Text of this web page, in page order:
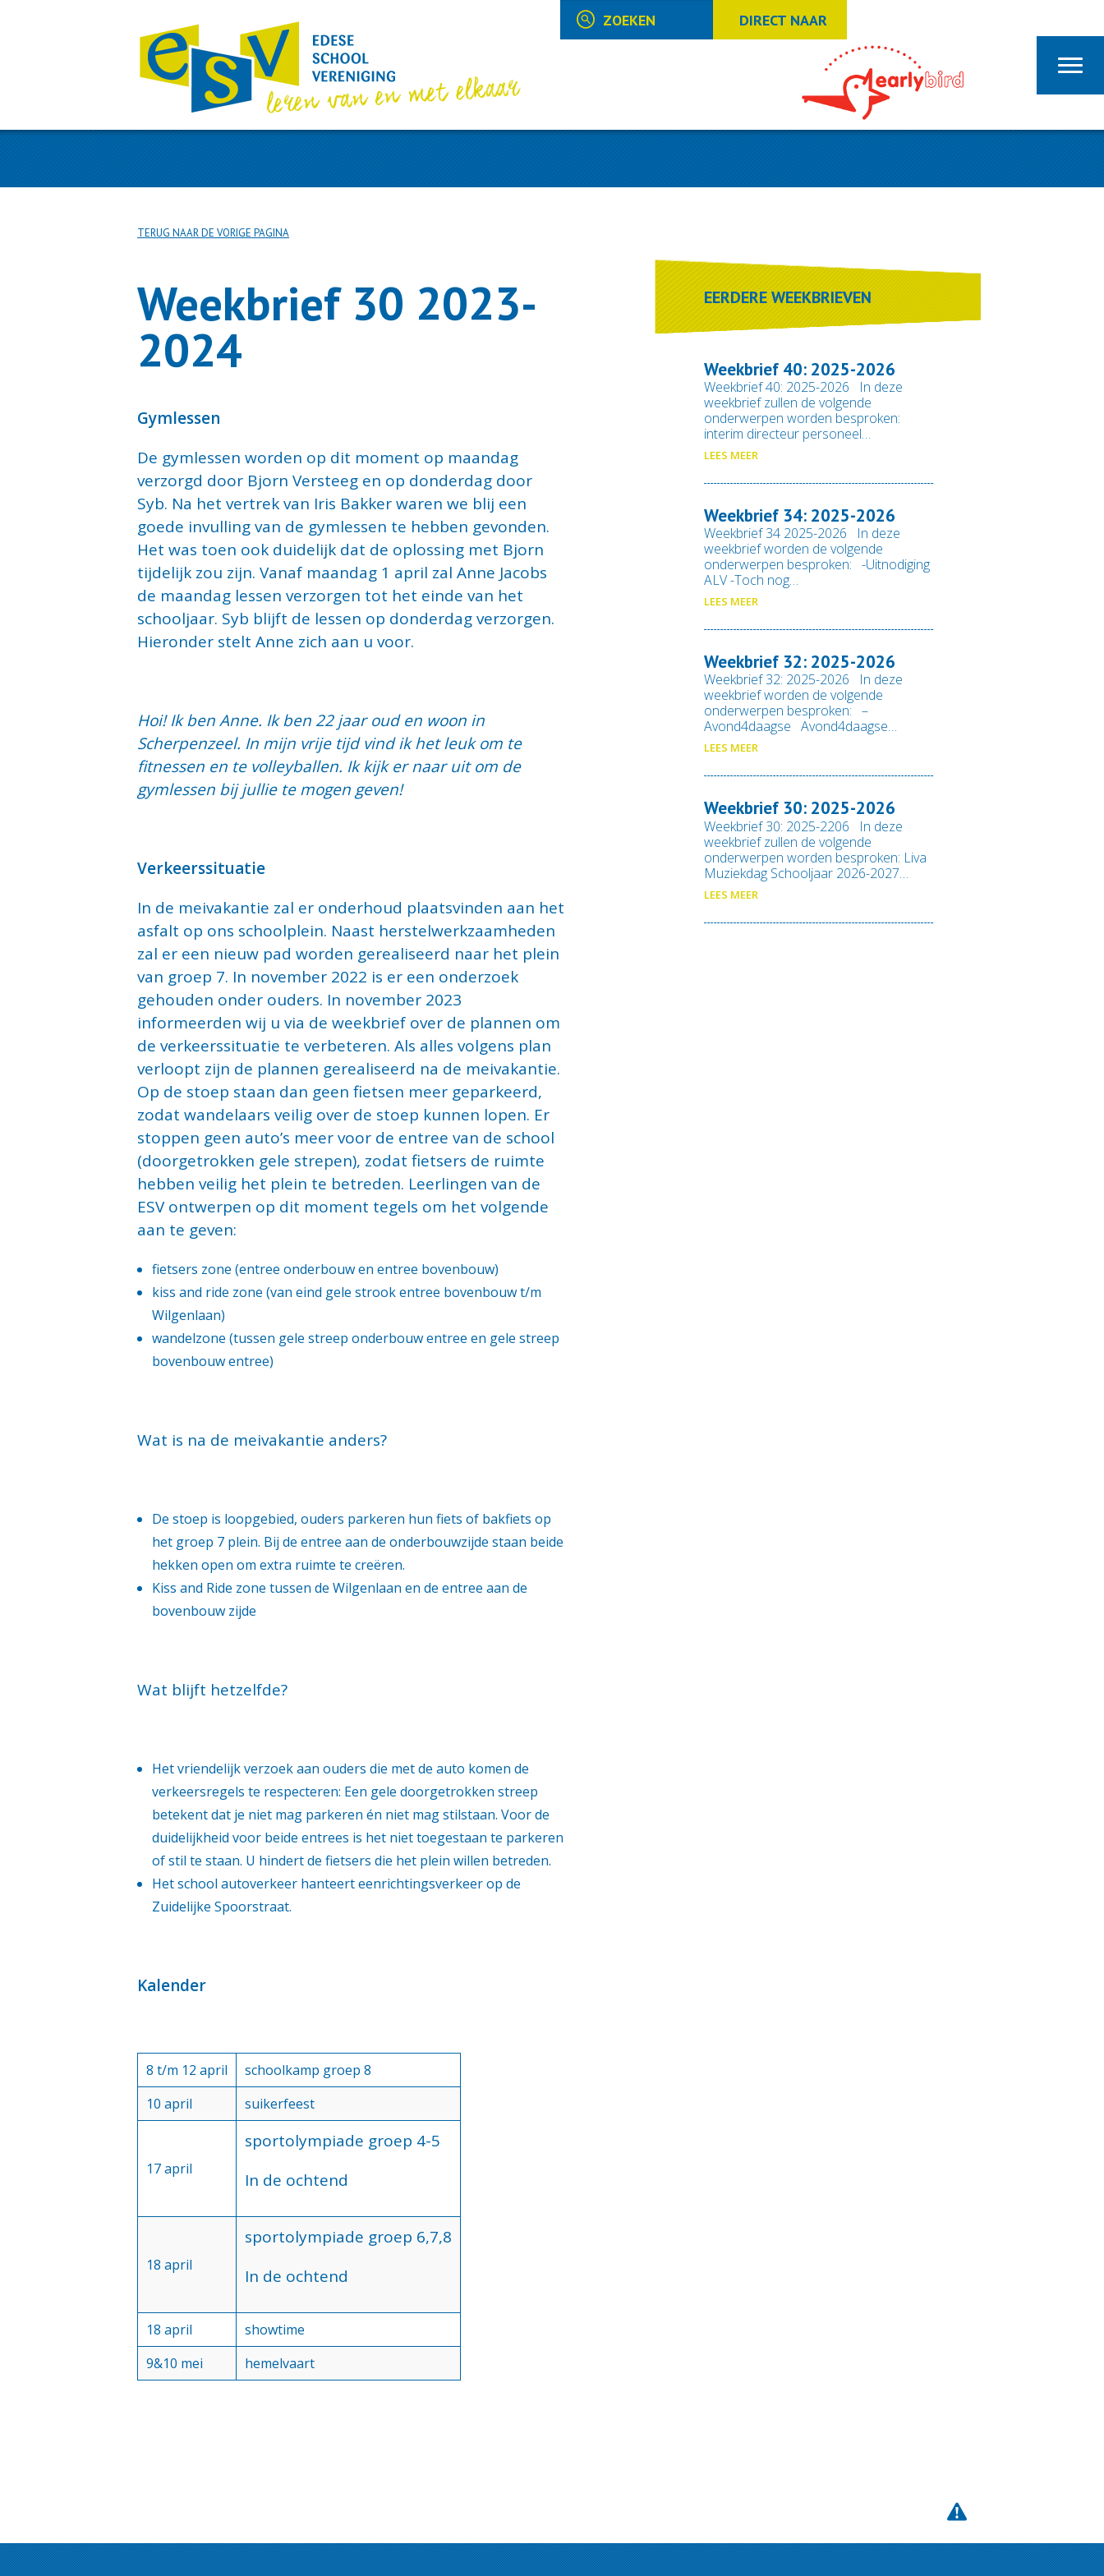
DIRECT NAAR
TERUG NAAR DE VORIGE PAGINA
Weekbrief 30 2023-
2024
Gymlessen
De gymlessen worden op dit moment op maandag
verzorgd door Bjorn Versteeg en op donderdag door
Syb. Na het vertrek van Iris Bakker waren we blij een
goede invulling van de gymlessen te hebben gevonden.
Het was toen ook duidelijk dat de oplossing met Bjorn
tijdelijk zou zijn. Vanaf maandag 1 april zal Anne Jacobs
de maandag lessen verzorgen tot het einde van het
schooljaar. Syb blijft de lessen op donderdag verzorgen.
Hieronder stelt Anne zich aan u voor.
Hoi! Ik ben Anne. Ik ben 22 jaar oud en woon in
Scherpenzeel. In mijn vrije tijd vind ik het leuk om te
fitnessen en te volleyballen. Ik kijk er naar uit om de
gymlessen bij jullie te mogen geven!
Verkeerssituatie
In de meivakantie zal er onderhoud plaatsvinden aan het
asfalt op ons schoolplein. Naast herstelwerkzaamheden
zal er een nieuw pad worden gerealiseerd naar het plein
van groep 7. In november 2022 is er een onderzoek
gehouden onder ouders. In november 2023
informeerden wij u via de weekbrief over de plannen om
de verkeerssituatie te verbeteren. Als alles volgens plan
verloopt zijn de plannen gerealiseerd na de meivakantie.
Op de stoep staan dan geen fietsen meer geparkeerd,
zodat wandelaars veilig over de stoep kunnen lopen. Er
stoppen geen auto’s meer voor de entree van de school
(doorgetrokken gele strepen), zodat fietsers de ruimte
hebben veilig het plein te betreden. Leerlingen van de
ESV ontwerpen op dit moment tegels om het volgende
aan te geven:
fietsers zone (entree onderbouw en entree bovenbouw)
kiss and ride zone (van eind gele strook entree bovenbouw t/m
Wilgenlaan)
wandelzone (tussen gele streep onderbouw entree en gele streep
bovenbouw entree)
Wat is na de meivakantie anders?
De stoep is loopgebied, ouders parkeren hun fiets of bakfiets op
het groep 7 plein. Bij de entree aan de onderbouwzijde staan beide
hekken open om extra ruimte te creëren.
Kiss and Ride zone tussen de Wilgenlaan en de entree aan de
bovenbouw zijde
Wat blijft hetzelfde?
Het vriendelijk verzoek aan ouders die met de auto komen de
verkeersregels te respecteren: Een gele doorgetrokken streep
betekent dat je niet mag parkeren én niet mag stilstaan. Voor de
duidelijkheid voor beide entrees is het niet toegestaan te parkeren
of stil te staan. U hindert de fietsers die het plein willen betreden.
Het school autoverkeer hanteert eenrichtingsverkeer op de
Zuidelijke Spoorstraat.
Kalender
8 t/m 12 april
schoolkamp groep 8
10 april
suikerfeest
17 april
sportolympiade groep 4-5
In de ochtend
18 april
sportolympiade groep 6,7,8
In de ochtend
18 april
showtime
9&10 mei
hemelvaart
EERDERE WEEKBRIEVEN
Weekbrief 40: 2025-2026
Weekbrief 40: 2025-2026 In deze
weekbrief zullen de volgende
onderwerpen worden besproken:
interim directeur personeel…
LEES MEER
Weekbrief 34: 2025-2026
Weekbrief 34 2025-2026 In deze
weekbrief worden de volgende
onderwerpen besproken: -Uitnodiging
ALV -Toch nog…
LEES MEER
Weekbrief 32: 2025-2026
Weekbrief 32: 2025-2026 In deze
weekbrief worden de volgende
onderwerpen besproken: –
Avond4daagse Avond4daagse…
LEES MEER
Weekbrief 30: 2025-2026
Weekbrief 30: 2025-2206 In deze
weekbrief zullen de volgende
onderwerpen worden besproken: Liva
Muziekdag Schooljaar 2026-2027…
LEES MEER